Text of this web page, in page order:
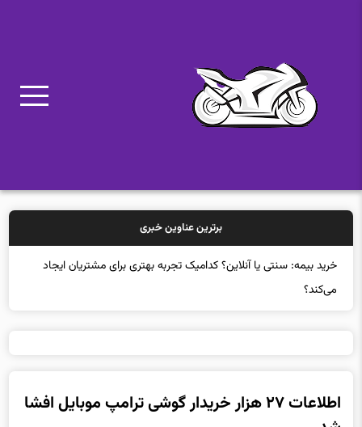
برترین عناوین خبری
خرید
شد